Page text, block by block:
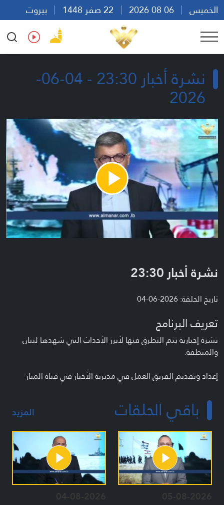
الخميس
بيروت
10:36
Ar En Fr Es
نشرة أخبار 23:30 - 04-06-
2026
Play
Video
نشرة أخبار 23:30
تاريخ الحلقة: 2026-06-04
تعريف البرنامج
نشرة إخبارية يتم التطرق فيها لأبرز الأحداث التي شهدها لبنان
والمنطقة.
إعداد وتقديم الفريق العمل في مديرية الأخبار في قناة المنار
باقي الحلقات المزيد
05-08-2026
04-08-2026